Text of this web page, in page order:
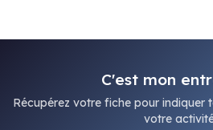
C'est mon
Récupérez votre fiche pour indiquer
votre